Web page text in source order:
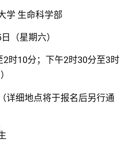
学 生命科学部
（星期六）
时10分；下午2时30分至3时
详细地点将于报名后另行通